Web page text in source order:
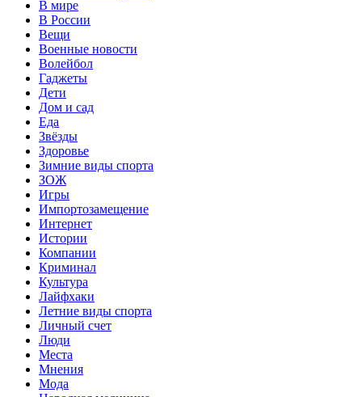
В мире
В России
Вещи
Военные новости
Волейбол
Гаджеты
Дети
Дом и сад
Еда
Звёзды
Здоровье
Зимние виды спорта
ЗОЖ
Игры
Импортозамещение
Интернет
Истории
Компании
Криминал
Культура
Лайфхаки
Летние виды спорта
Личный счет
Люди
Места
Мнения
Мода